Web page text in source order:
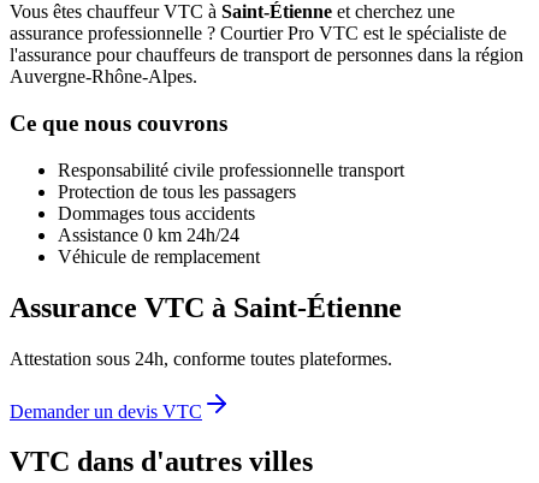
Vous êtes chauffeur VTC à Saint-Étienne et cherchez une
assurance professionnelle ? Courtier Pro VTC est le spécialiste de
l'assurance pour chauffeurs de transport de personnes dans la région
Auvergne-Rhône-Alpes.
Ce que nous couvrons
Responsabilité civile professionnelle transport
Protection de tous les passagers
Dommages tous accidents
Assistance 0 km 24h/24
Véhicule de remplacement
Assurance VTC à Saint-Étienne
Attestation sous 24h, conforme toutes plateformes.
Demander un devis VTC
VTC dans d'autres villes